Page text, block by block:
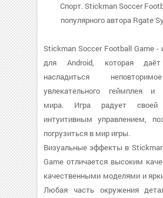
Спорт. Stickman Soccer
популярного автора Rgate
Stickman Soccer Football Game -
для Android, которая даёт
насладиться
увлекательного геймплея и
мира. Игра радует своей
интуитивным управлением,
погрузиться в мир игры.
Визуальные эффекты в
Game отличается высоким
качественными моделями и
Любая часть окружения